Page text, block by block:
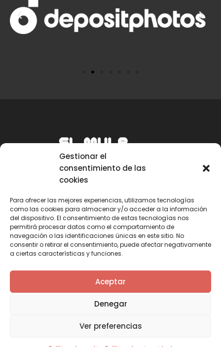
Gestionar el
consentimiento de las
cookies
Para ofrecer las mejores experiencias, utilizamos tecnologías
como las cookies para almacenar y/o acceder a la información
del dispositivo. El consentimiento de estas tecnologías nos
permitirá procesar datos como el comportamiento de
navegación o las identificaciones únicas en este sitio. No
consentir o retirar el consentimiento, puede afectar negativamente
a ciertas características y funciones.
Aceptar
Denegar
Ver preferencias
Email
mule@mulecarajonero.com
Síguenos en redes sociales
a
T
w
i
t
e
Y
o
u
t
b
n